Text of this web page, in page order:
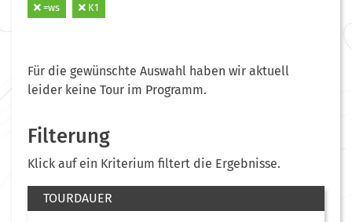
=ws K1
Für die gewünschte Auswahl haben wir aktuell
leider keine Tour im Programm.
Filterung
Klick auf ein Kriterium filtert die Ergebnisse.
TOURDAUER